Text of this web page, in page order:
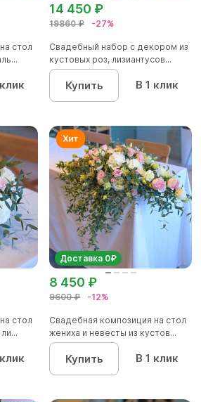
стол
19860 ₽ -27%
14 450 ₽
Свадебный набор с декором из
кустовых роз, лизиантусов...
Купить В 1 клик
стол
Доставка 0₽
9600 ₽ -12%
8 450 ₽
Свадебная композиция на стол
жениха и невесты из кустов...
Купить В 1 клик